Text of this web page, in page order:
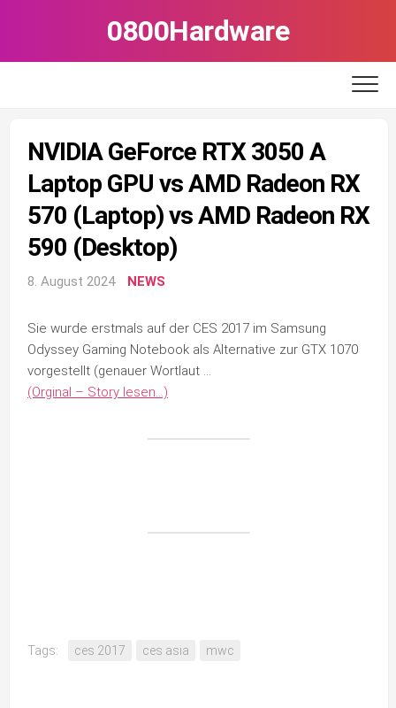
0800Hardware
NVIDIA GeForce RTX 3050 A
Laptop GPU vs AMD Radeon RX
570 (Laptop) vs AMD Radeon RX
590 (Desktop)
8. August 2024 NEWS
Sie wurde erstmals auf der CES 2017 im Samsung
Odyssey Gaming Notebook als Alternative zur GTX 1070
vorgestellt (genauer Wortlaut …
(Orginal – Story lesen…)
Tags: ces 2017 ces asia mwc